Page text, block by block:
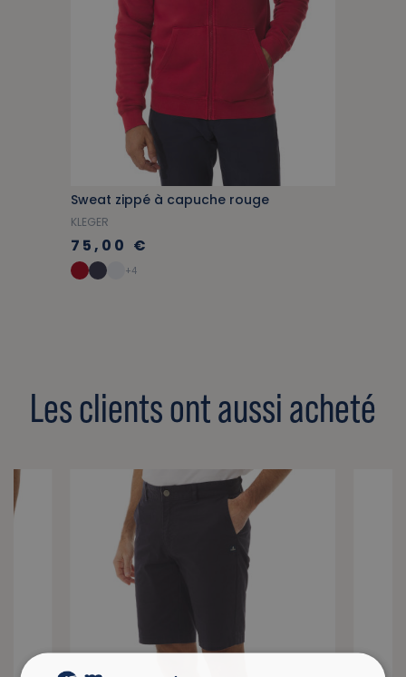
Sweat zippé à capuche rouge
KLEGER
75,00 €
+4
Les clients ont aussi acheté